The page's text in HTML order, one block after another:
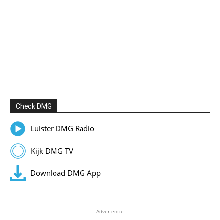
Check DMG
Luister DMG Radio
Kijk DMG TV
Download DMG App
- Advertentie -